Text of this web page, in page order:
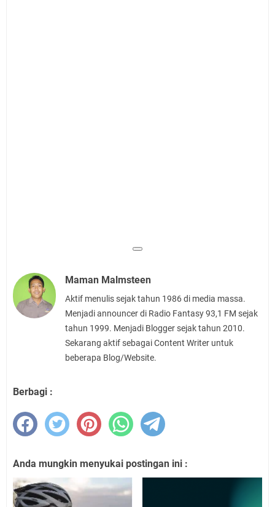
Maman Malmsteen
Aktif menulis sejak tahun 1986 di media massa.
Menjadi announcer di Radio Fantasy 93,1 FM sejak
tahun 1999. Menjadi Blogger sejak tahun 2010.
Sekarang aktif sebagai Content Writer untuk
beberapa Blog/Website.
Berbagi :
Anda mungkin menyukai postingan ini :